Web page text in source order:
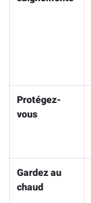
Protégez-
vous
Gardez au
chaud